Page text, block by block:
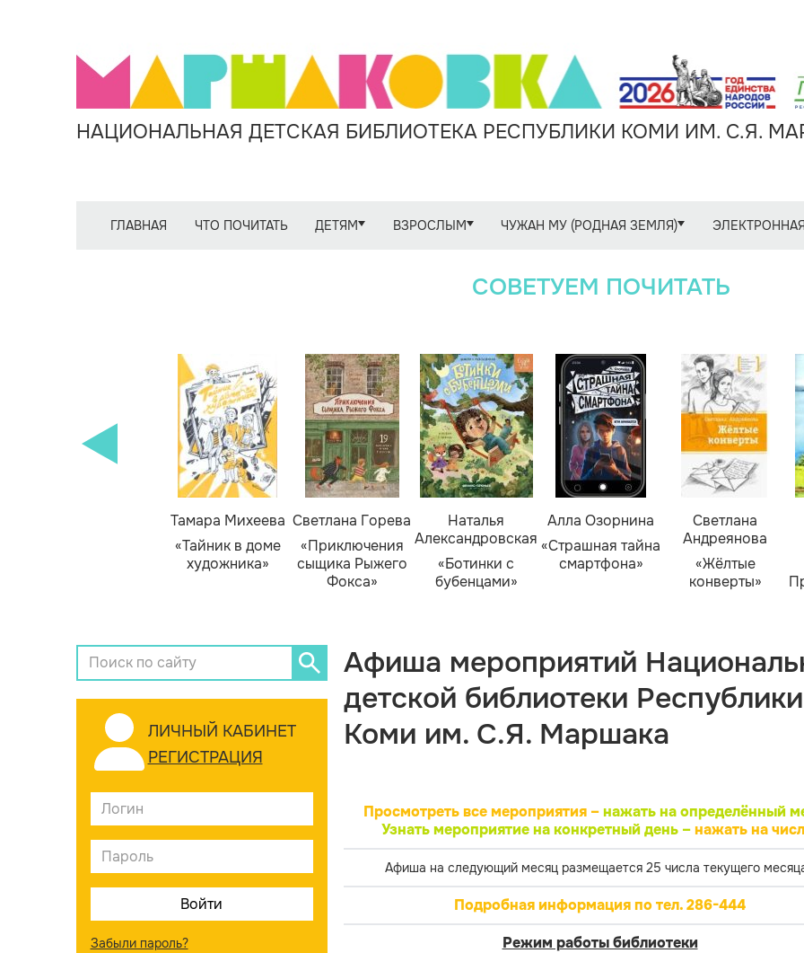
НАЦИОНАЛЬНАЯ ДЕТСКАЯ БИБЛИОТЕКА РЕСПУБЛИКИ КОМИ ИМ. С.Я.
ГЛАВНАЯ ЧТО ПОЧИТАТЬ ДЕТЯМ ВЗРОСЛЫМ ЧУЖАН МУ (РОДНАЯ ЗЕМЛЯ)
СОВЕТУЕМ ПОЧИТАТЬ
Тамара Михеева
«Тайник в доме
художника»
Светлана Горева
«Приключения
сыщика Рыжего
Фокса»
Наталья
Александровская
«Ботинки с
бубенцами»
Алла Озорнина
«Страшная тайна
смартфона»
Светлана
Андреянова
«Жёлтые
конверты»
ЛИЧНЫЙ КАБИНЕТ
РЕГИСТРАЦИЯ
Забыли пароль?
Афиша мероприятий
детской библиотеки Республики
Коми им. С.Я. Маршака
Просмотреть все мероприятия – нажать на определённый
Узнать мероприятие на конкретный день –нажать на
Афиша на следующий месяц размещается 25 числа текущего
Подробная информация по тел. 286-444
Режим работы библиотеки